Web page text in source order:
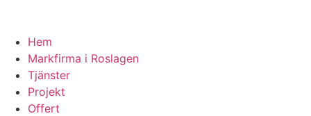
Hem
Markfirma i Roslagen
Tjänster
Projekt
Offert